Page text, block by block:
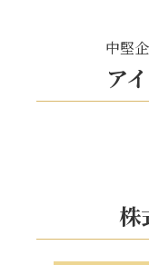
中堅
ア
株